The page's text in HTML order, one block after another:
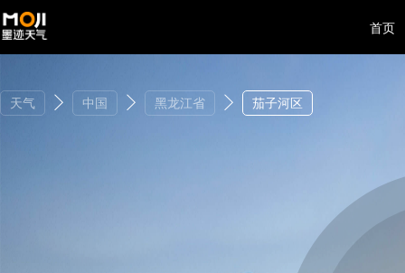
首页
天气 中国 黑龙江省 茄子河区